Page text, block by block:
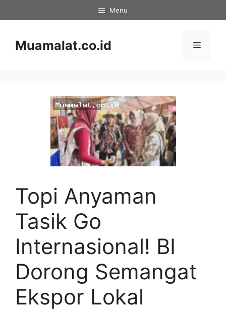
to
Menu
Muamalat.co.id Menu
Topi Anyaman
Tasik Go
Internasional! BI
Dorong Semangat
Ekspor Lokal